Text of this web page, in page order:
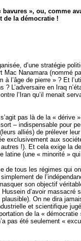
bavures », ou, comme
de la démocratie !
d’une stratégie
Mac Nanamara (nommé
l’âge de pierre » ? Et
? L’adversaire en Iraq
l’Iran qu’il menait
pas là de la «
– indispensable pour
alliés) de prélever
exclusivement aux
!). Et cela exige la
latine (une « minorité »
de tous les régimes qui
de
son objectif
d’avoir massacré
On ne dira
et scientifique
de la «
pas été seulement «